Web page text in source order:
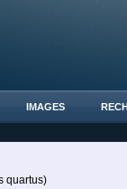
IMAGES
quartus)